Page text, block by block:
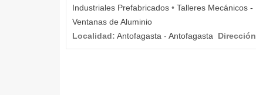
Industriales Prefabricados • Talleres Mecánicos
Ventanas de Aluminio
Localidad: Antofagasta - Antofagasta